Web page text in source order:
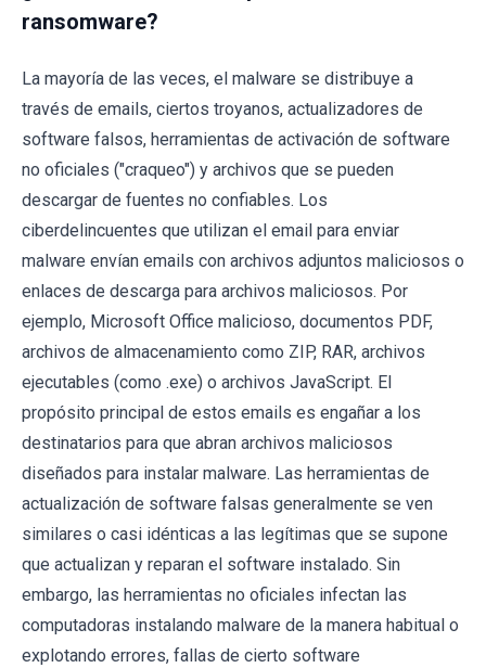
ransomware?
La mayoría de las veces, el malware se distribuye a
través de emails, ciertos troyanos, actualizadores de
software falsos, herramientas de activación de software
no oficiales ("craqueo") y archivos que se pueden
descargar de fuentes no confiables. Los
ciberdelincuentes que utilizan el email para enviar
malware envían emails con archivos adjuntos maliciosos o
enlaces de descarga para archivos maliciosos. Por
ejemplo, Microsoft Office malicioso, documentos PDF,
archivos de almacenamiento como ZIP, RAR, archivos
ejecutables (como .exe) o archivos JavaScript. El
propósito principal de estos emails es engañar a los
destinatarios para que abran archivos maliciosos
diseñados para instalar malware. Las herramientas de
actualización de software falsas generalmente se ven
similares o casi idénticas a las legítimas que se supone
que actualizan y reparan el software instalado. Sin
embargo, las herramientas no oficiales infectan las
computadoras instalando malware de la manera habitual o
explotando errores, fallas de cierto software